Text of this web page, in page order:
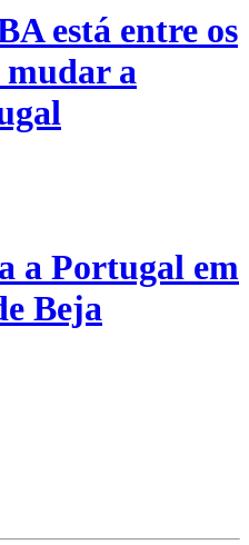
está entre os
mudar a
a Portugal em
Beja